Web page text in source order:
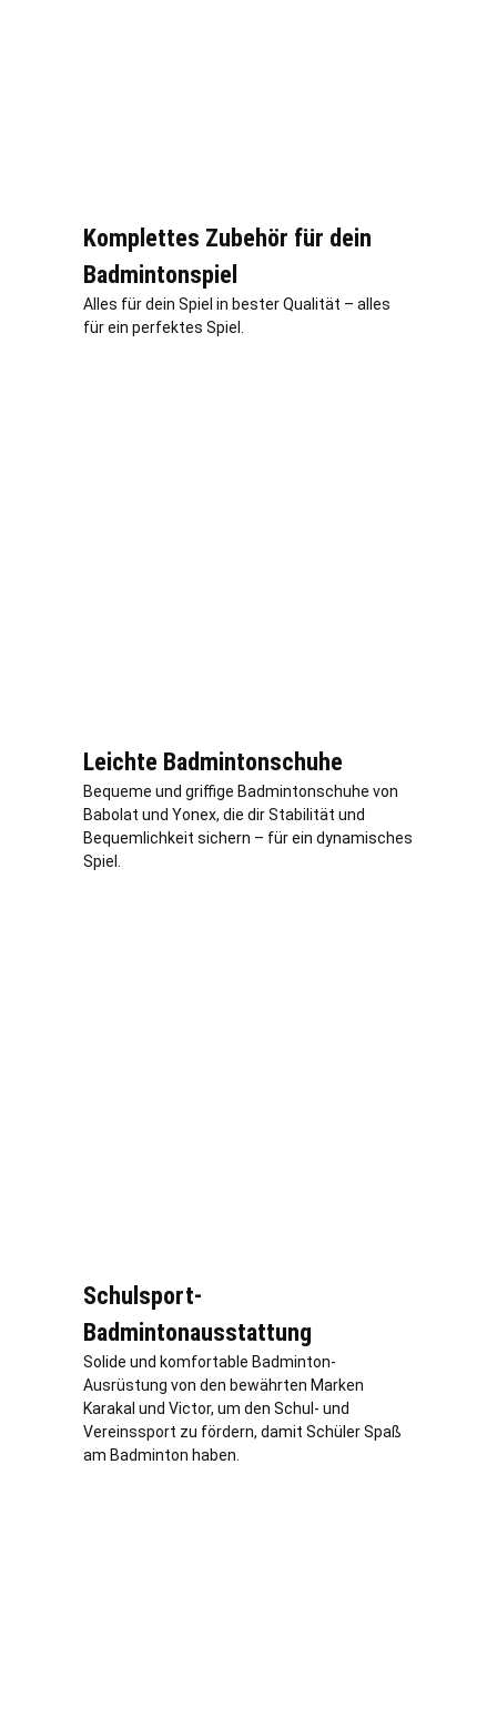
Komplettes Zubehör für dein
Badmintonspiel
Alles für dein Spiel in bester Qualität – alles
für ein perfektes Spiel.
Leichte Badmintonschuhe
Bequeme und griffige Badmintonschuhe von
Babolat und Yonex, die dir Stabilität und
Bequemlichkeit sichern – für ein dynamisches
Spiel.
Schulsport-
Badmintonausstattung
Solide und komfortable Badminton-
Ausrüstung von den bewährten Marken
Karakal und Victor, um den Schul- und
Vereinssport zu fördern, damit Schüler Spaß
am Badminton haben.